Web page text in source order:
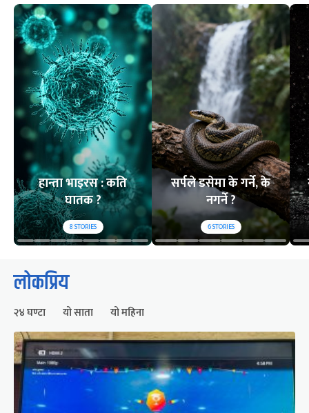
हान्ता भाइरस : कति
घातक ?
8STORIES
सर्पले डसेमा के गर्ने, के
नगर्ने ?
6STORIES
लोकप्रिय
२४ घण्टा यो साता यो महिना